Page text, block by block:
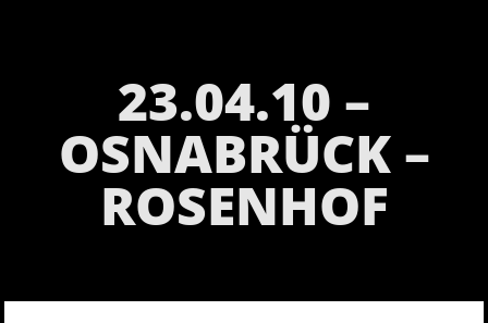
23.04.10 –
OSNABRÜCK –
ROSENHOF